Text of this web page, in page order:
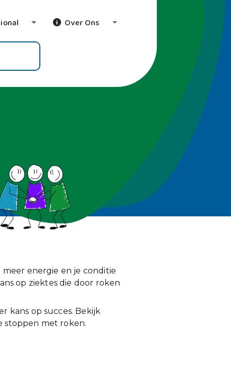
Toggle Dropdown
Over Ons Toggle Dropdown
energie en je conditie
op ziektes die door roken
kans op succes. Bekijk
stoppen met roken.